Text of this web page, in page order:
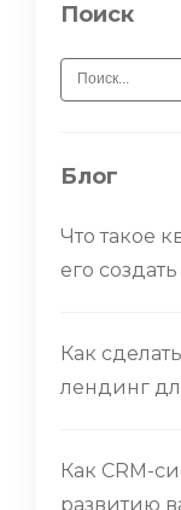
Поиск
Блог
Что такое
его
Как
лендинг
Как CRM-
развитию